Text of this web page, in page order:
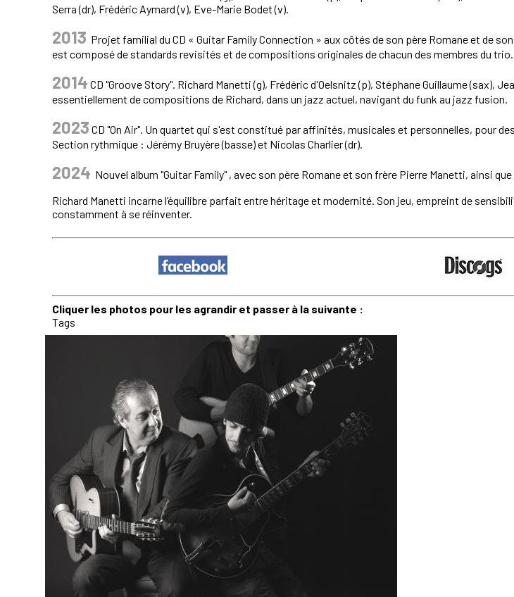
Serra (dr), Frédéric Aymard (v), Eve-Marie Bodet (v).
2013 Projet familial du CD « Guitar Family Connection » aux côtés de son père Romane et de
est composé de standards revisités et de compositions originales de chacun des membres du trio.
2014 CD "Groove Story". Richard Manetti (g), Frédéric d'Oelsnitz (p), Stéphane Guillaume (sax),
essentiellement de compositions de Richard, dans un jazz actuel, navigant du funk au jazz fusion.
2023 CD "On Air". Un quartet qui s'est constitué par affinités, musicales et personnelles, pour
Section rythmique : Jérémy Bruyère (basse) et Nicolas Charlier (dr).
2024 Nouvel album "Guitar Family" , avec son père Romane et son frère Pierre Manetti, ainsi
Richard Manetti incarne l’équilibre parfait entre héritage et modernité. Son jeu, empreint de
constamment à se réinventer.
Cliquer les photos pour les agrandir et passer à la suivante :
Tags